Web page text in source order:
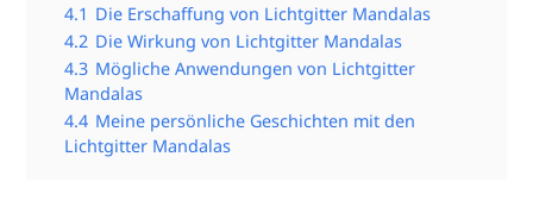
4.1 Die Erschaffung von Lichtgitter Mandalas
4.2 Die Wirkung von Lichtgitter Mandalas
4.3 Mögliche Anwendungen von Lichtgitter
Mandalas
4.4 Meine persönliche Geschichten mit den
Lichtgitter Mandalas